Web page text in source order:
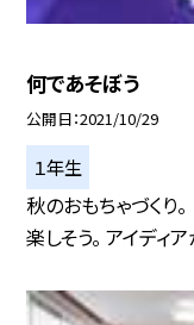
何であそぼう
公開日 2021/10/29
１年生
秋のおもちゃづくり
楽しそう。 アイディ